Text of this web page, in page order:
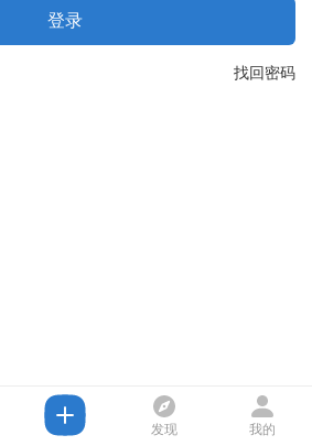
登录
找回密码
发现 我的